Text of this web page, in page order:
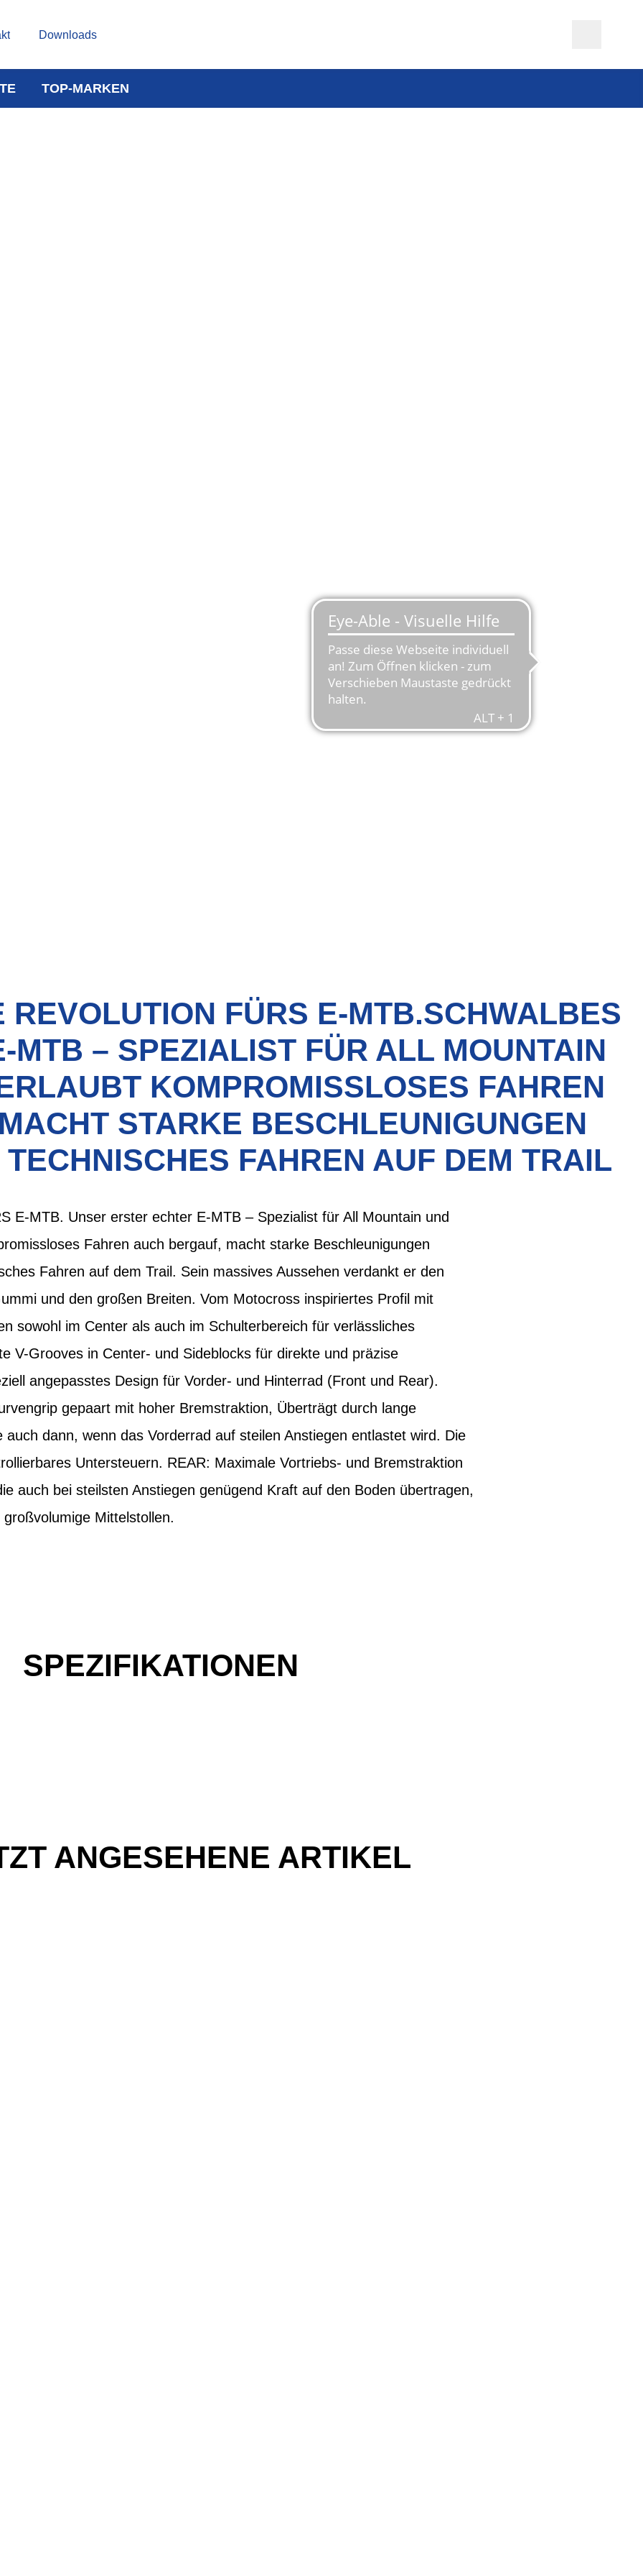
Downloads
TOP-MARKEN
REVOLUTION FÜRS E-MTB.SCHWALBES
MTB – SPEZIALIST FÜR ALL MOUNTAIN
KOMPROMISSLOSES FAHREN
STARKE BESCHLEUNIGUNGEN
FAHREN AUF DEM TRAIL
E-MTB. Unser erster echter E-MTB – Spezialist für All Mountain und
Fahren auch bergauf, macht starke Beschleunigungen
Fahren auf dem Trail. Sein massives Aussehen verdankt er den
und den großen Breiten. Vom Motocross inspiriertes Profil mit
sowohl im Center als auch im Schulterbereich für verlässliches
V-Grooves in Center- und Sideblocks für direkte und präzise
angepasstes Design für Vorder- und Hinterrad (Front und Rear).
gepaart mit hoher Bremstraktion, Überträgt durch lange
auch dann, wenn das Vorderrad auf steilen Anstiegen entlastet wird. Die
Untersteuern. REAR: Maximale Vortriebs- und Bremstraktion
auch bei steilsten Anstiegen genügend Kraft auf den Boden übertragen,
Mittelstollen.
SPEZIFIKATIONEN
ANGESEHENE ARTIKEL